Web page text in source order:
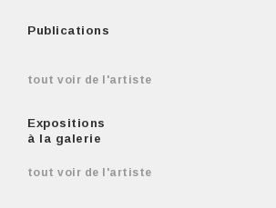
Publications
tout voir de l'artiste
Expositions
à la galerie
tout voir de l'artiste